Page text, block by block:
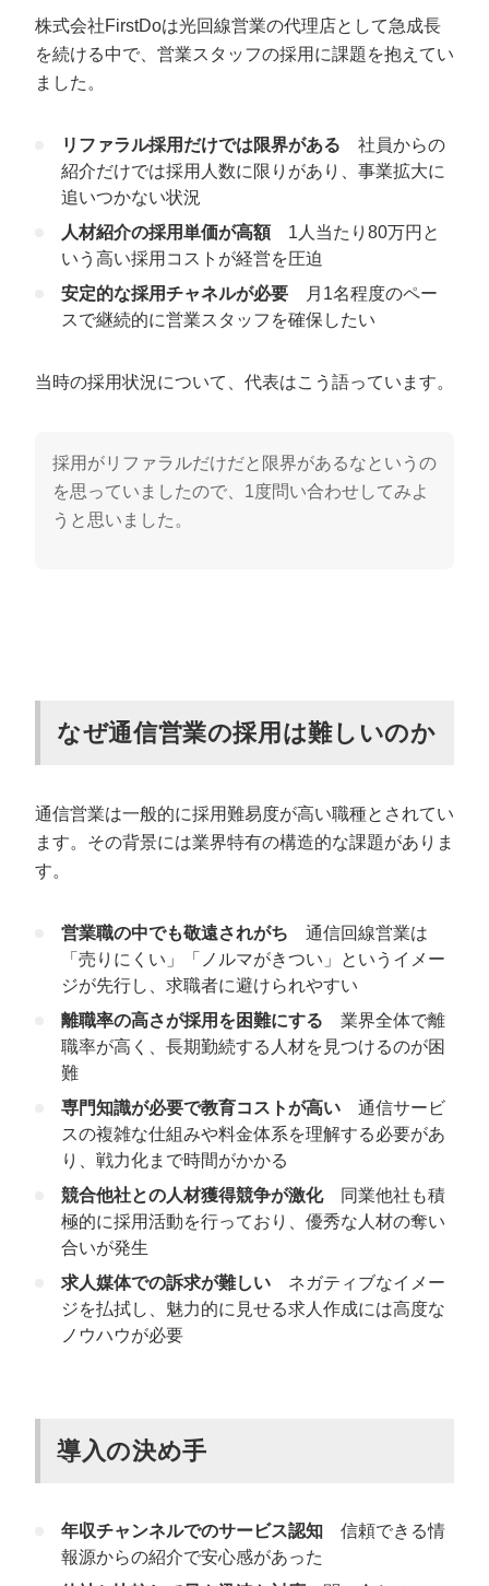
株式会社FirstDoは光回線営業の代理店として急成長
を続ける中で、営業スタッフの採用に課題を抱えてい
ました。
リファラル採用だけでは限界がある 社員からの
紹介だけでは採用人数に限りがあり、事業拡大に
追いつかない状況
人材紹介の採用単価が高額1人当たり80万円と
いう高い採用コストが経営を圧迫
安定的な採用チャネルが必要 月1名程度のペー
スで継続的に営業スタッフを確保したい
当時の採用状況について、代表はこう語っています。
採用がリファラルだけだと限界があるなというの
を思っていましたので、1度問い合わせしてみよ
うと思いました。
なぜ通信営業の採用は難しいのか
通信営業は一般的に採用難易度が高い職種とされてい
ます。その背景には業界特有の構造的な課題がありま
す。
営業職の中でも敬遠されがち 通信回線営業は
「売りにくい」「ノルマがきつい」というイメー
ジが先行し、求職者に避けられやすい
離職率の高さが採用を困難にする 業界全体で離
職率が高く、長期勤続する人材を見つけるのが困
難
専門知識が必要で教育コストが高い 通信サービ
スの複雑な仕組みや料金体系を理解する必要があ
り、戦力化まで時間がかかる
競合他社との人材獲得競争が激化同業他社も積
極的に採用活動を行っており、優秀な人材の奪い
合いが発生
求人媒体での訴求が難しい ネガティブなイメー
ジを払拭し、魅力的に見せる求人作成には高度な
ノウハウが必要
導入の決め手
年収チャンネルでのサービス認知 信頼できる情
報源からの紹介で安心感があった